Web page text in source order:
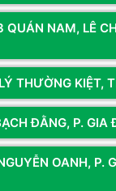
Clearwater của
base tile. Các
tới 17
vào năm sau.
GIÁ TỐT
QUÁN NAM, LÊ
THƯỜNG KIỆT,
ĐẰNG, P. GIA
OANH, P.